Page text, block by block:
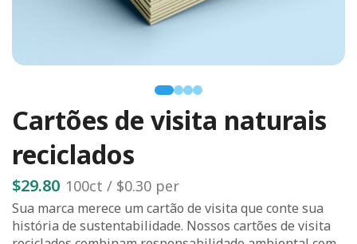
Cartões de visita naturais
reciclados
$29.80 100ct / $0.30 per
Sua marca merece um cartão de visita que conte sua
história de sustentabilidade. Nossos cartões de visita